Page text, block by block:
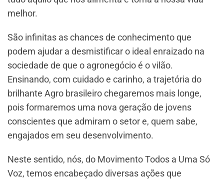
melhor.
São infinitas as chances de conhecimento que
podem ajudar a desmistificar o ideal enraizado na
sociedade de que o agronegócio é o vilão.
Ensinando, com cuidado e carinho, a trajetória do
brilhante Agro brasileiro chegaremos mais longe,
pois formaremos uma nova geração de jovens
conscientes que admiram o setor e, quem sabe,
engajados em seu desenvolvimento.
Neste sentido, nós, do Movimento Todos a Uma Só
Voz, temos encabeçado diversas ações que